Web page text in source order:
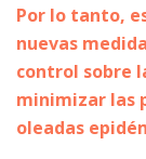
Por lo tanto,
nuevas
control sobre
minimizar las
oleadas